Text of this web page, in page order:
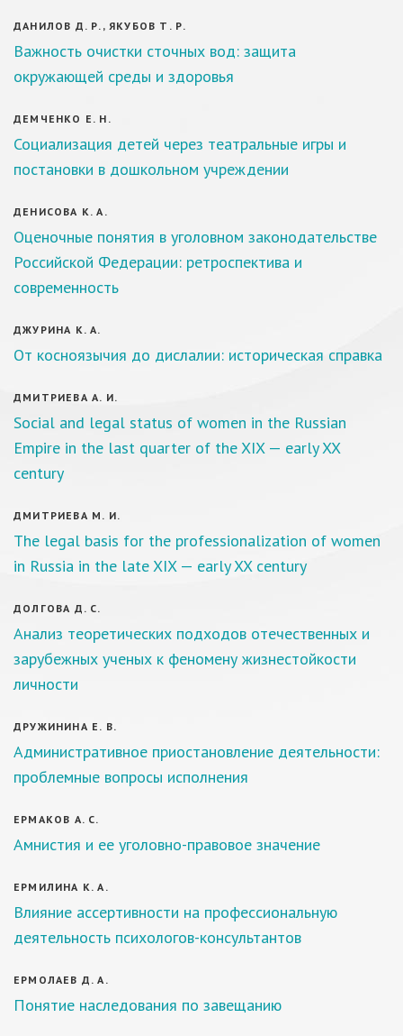
ДАНИЛОВ Д. Р., ЯКУБОВ Т. Р.
Важность очистки сточных вод: защита
окружающей среды и здоровья
ДЕМЧЕНКО Е. Н.
Социализация детей через театральные игры и
постановки в дошкольном учреждении
ДЕНИСОВА К. А.
Оценочные понятия в уголовном законодательстве
Российской Федерации: ретроспектива и
современность
ДЖУРИНА К. А.
От косноязычия до дислалии: историческая справка
ДМИТРИЕВА А. И.
Social and legal status of women in the Russian
Empire in the last quarter of the XIX — early XX
century
ДМИТРИЕВА М. И.
The legal basis for the professionalization of women
in Russia in the late XIX — early XX century
ДОЛГОВА Д. С.
Анализ теоретических подходов отечественных и
зарубежных ученых к феномену жизнестойкости
личности
ДРУЖИНИНА Е. В.
Административное приостановление деятельности:
проблемные вопросы исполнения
ЕРМАКОВ А. С.
Амнистия и ее уголовно-правовое значение
ЕРМИЛИНА К. А.
Влияние ассертивности на профессиональную
деятельность психологов-консультантов
ЕРМОЛАЕВ Д. А.
Понятие наследования по завещанию